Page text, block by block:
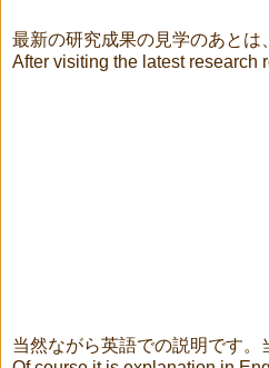
最新の研究成果の見学のあとは、
After visiting the latest research
当然ながら英語での説明です。